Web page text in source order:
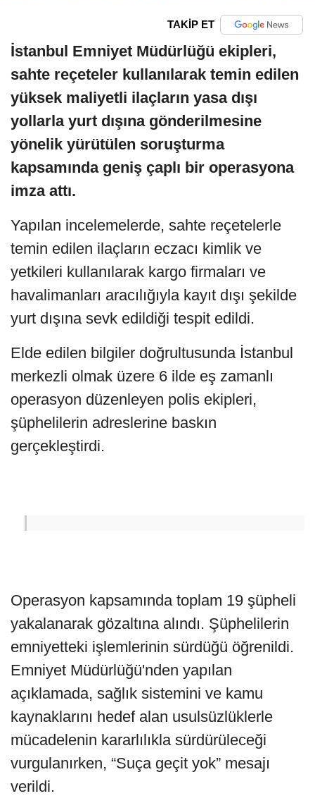
TAKİP ET
İstanbul Emniyet Müdürlüğü ekipleri,
sahte reçeteler kullanılarak temin edilen
yüksek maliyetli ilaçların yasa dışı
yollarla yurt dışına gönderilmesine
yönelik yürütülen soruşturma
kapsamında geniş çaplı bir operasyona
imza attı.
Yapılan incelemelerde, sahte reçetelerle
temin edilen ilaçların eczacı kimlik ve
yetkileri kullanılarak kargo firmaları ve
havalimanları aracılığıyla kayıt dışı şekilde
yurt dışına sevk edildiği tespit edildi.
Elde edilen bilgiler doğrultusunda İstanbul
merkezli olmak üzere 6 ilde eş zamanlı
operasyon düzenleyen polis ekipleri,
şüphelilerin adreslerine baskın
gerçekleştirdi.
Operasyon kapsamında toplam 19 şüpheli
yakalanarak gözaltına alındı. Şüphelilerin
emniyetteki işlemlerinin sürdüğü öğrenildi.
Emniyet Müdürlüğü'nden yapılan
açıklamada, sağlık sistemini ve kamu
kaynaklarını hedef alan usulsüzlüklerle
mücadelenin kararlılıkla sürdürüleceği
vurgulanırken, “Suça geçit yok” mesajı
verildi.